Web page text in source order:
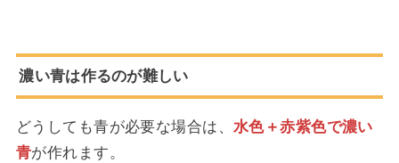
濃い青は作るのが難しい
どうしても青が必要な場合は、 水色＋赤紫色で濃い
青が作れます。